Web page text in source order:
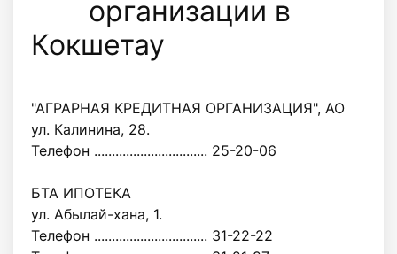
организации в
Кокшетау
"АГРАРНАЯ КРЕДИТНАЯ ОРГАНИЗАЦИЯ", АО
ул. Калинина, 28.
Телефон ................................ 25-20-06
БТА ИПОТЕКА
ул. Абылай-хана, 1.
Телефон ................................ 31-22-22